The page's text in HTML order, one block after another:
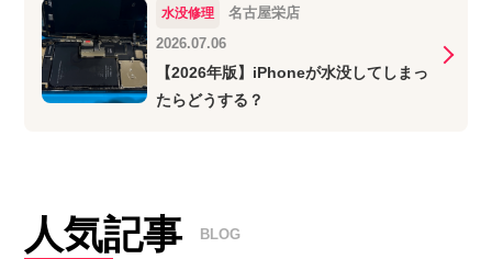
水没修理
名古屋栄店
2026.07.06
【2026年版】iPhoneが水没してしまっ
たらどうする？
人気記事 BLOG